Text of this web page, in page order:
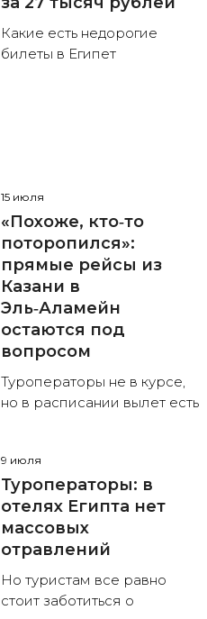
Какие есть недорогие
билеты в Египет
15 июля
«Похоже, кто‑то
поторопился»:
прямые рейсы из
Казани в
Эль‑Аламейн
остаются под
вопросом
Туроператоры не в курсе,
но в расписании вылет есть
9 июля
Туроператоры: в
отелях Египта нет
массовых
отравлений
Но туристам все равно
стоит заботиться о